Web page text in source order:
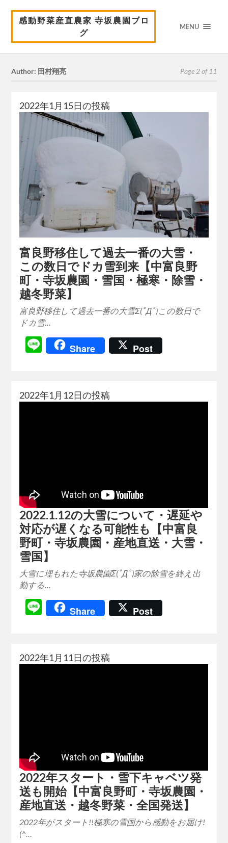
感動野菜産直農家 寺坂農園ブロ
グ
MENU
Author: 田村翔亮 Page 2 of 11
2022年1月15日の投稿
富良野移住して過去一番の大雪・
この数日でドカ雪到来【中富良野
町・寺坂農園・雪国・極寒・除雪・
越冬野菜】
富良野移住して過去一番の大雪Σ(ﾟДﾟ)この数日で
ドカ雪…
LineShare Post
2022年1月12日の投稿
2022.1.12の大雪について・遅延や
対応が遅くなる可能性も【中富良
野町・寺坂農園・産地直送・大雪・
雪国】
大雪に埋もれた寺坂農園Σ(ﾟДﾟ)家の除雪を終え出
勤する…
LineShare Post
2022年1月11日の投稿
2022年スタート・雪下キャベツ発
送も開始【中富良野町・寺坂農園・
産地直送・越冬野菜・全国発送】
2022年がスタート!!極寒の雪国から感動をお届け!
(^…